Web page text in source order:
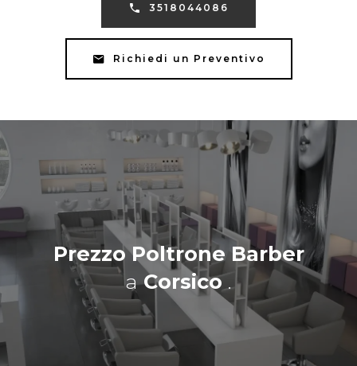
3518044086
Richiedi un Preventivo
Prezzo Poltrone Barber
aCorsico.